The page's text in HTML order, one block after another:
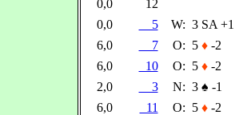
0,0
12
0,0
5 W: 3 SA +1
6,0
7 O: 5 ♦-2
6,0
10 O: 5 ♦-2
2,0
3 N: 3 ♠ -1
6,0
11 O: 5 ♦-2